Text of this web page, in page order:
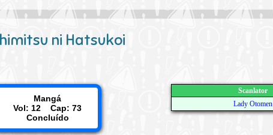
ni Hatsukoi
Mangá
Vol: 12 Cap: 73
Concluído
Scanlator
Lady Otomen